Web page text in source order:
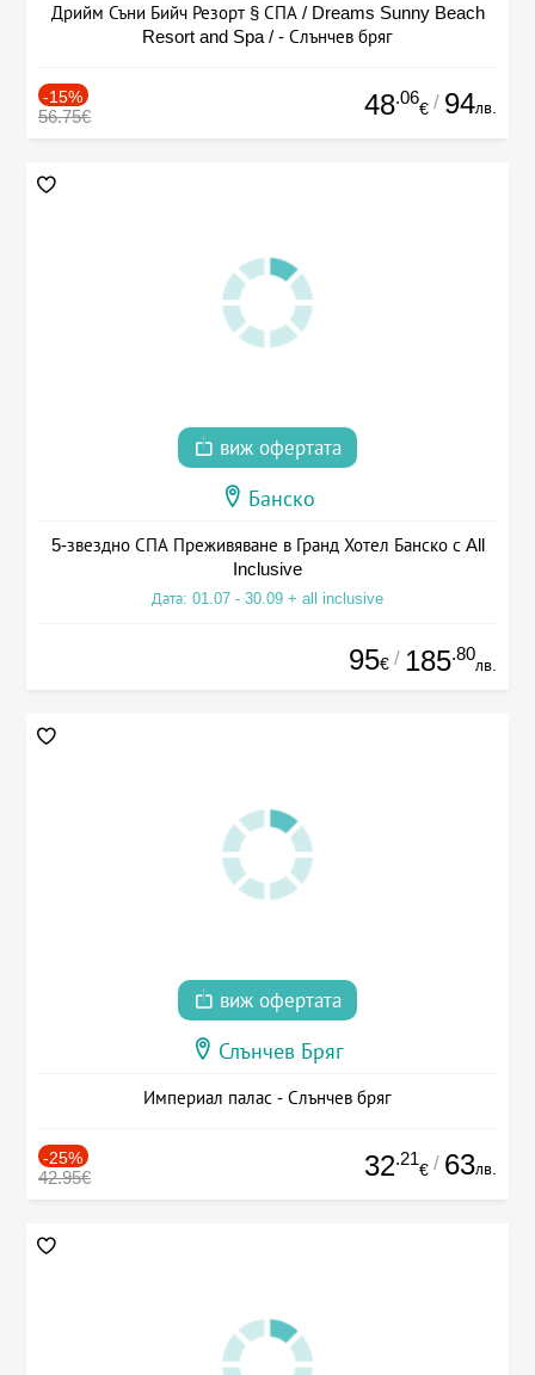
Дрийм Съни Бийч Резорт § СПА / Dreams Sunny Beach
Resort and Spa / - Слънчев бряг
-15%
56.75€ 48.06
€ / 94лв.
виж офертата
Банско
5-звездно СПА Преживяване в Гранд Хотел Банско с All
Inclusive
Дата: 01.07 - 30.09 + all inclusive
95€ / 185.80
лв.
виж офертата
Слънчев Бряг
Империал палас - Слънчев бряг
-25%
42.95€ 32.21
€ / 63лв.